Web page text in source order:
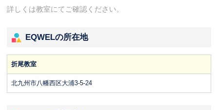
詳しくは教室にてご確認ください。
EQWELの所在地
折尾教室
北九州市八幡西区大浦3-5-24